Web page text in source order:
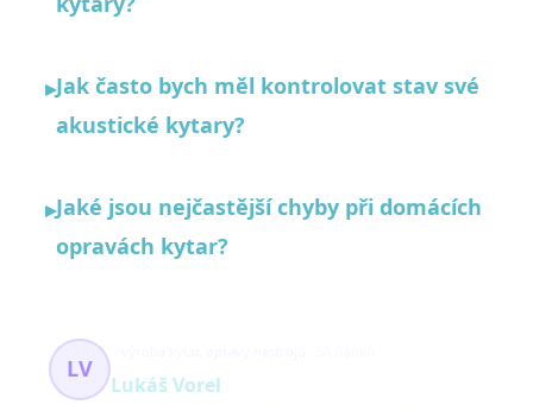
▸Jak často bych měl kontrolovat stav své
akustické kytary?
▸Jaké jsou nejčastější chyby při domácích
opravách kytar?
LV
Lukáš Vorel